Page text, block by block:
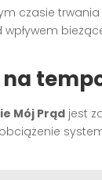
czasie
Mój Prąd jest